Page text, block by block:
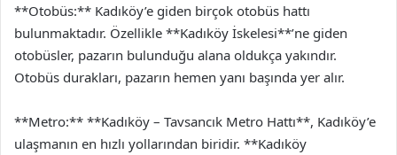
**Otobüs:** Kadıköy’e giden birçok otobüs hattı
bulunmaktadır. Özellikle **Kadıköy İskelesi**’ne giden
otobüsler, pazarın bulunduğu alana oldukça yakındır.
Otobüs durakları, pazarın hemen yanı başında yer alır.
**Metro:** **Kadıköy – Tavsancık Metro Hattı**, Kadıköy’e
ulaşmanın en hızlı yollarından biridir. **Kadıköy